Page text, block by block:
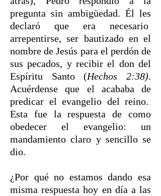
pregunta sin ambigüedad. Él les
declaró que era necesario
arrepentirse, ser bautizado en el
nombre de Jesús para el perdón de
sus pecados, y recibir el don del
Espíritu Santo (Hechos 2:38).
Acuérdense que el acababa de
predicar el evangelio del reino.
Esta fue la respuesta de como
obedecer el evangelio: un
mandamiento claro y sencillo se
dio.
¿Por qué no estamos dando esa
misma respuesta hoy en día a las